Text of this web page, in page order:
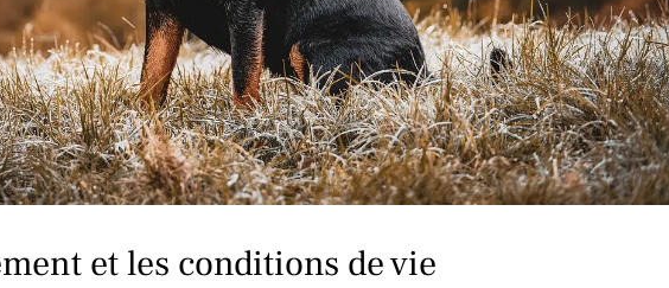
et les conditions de vie